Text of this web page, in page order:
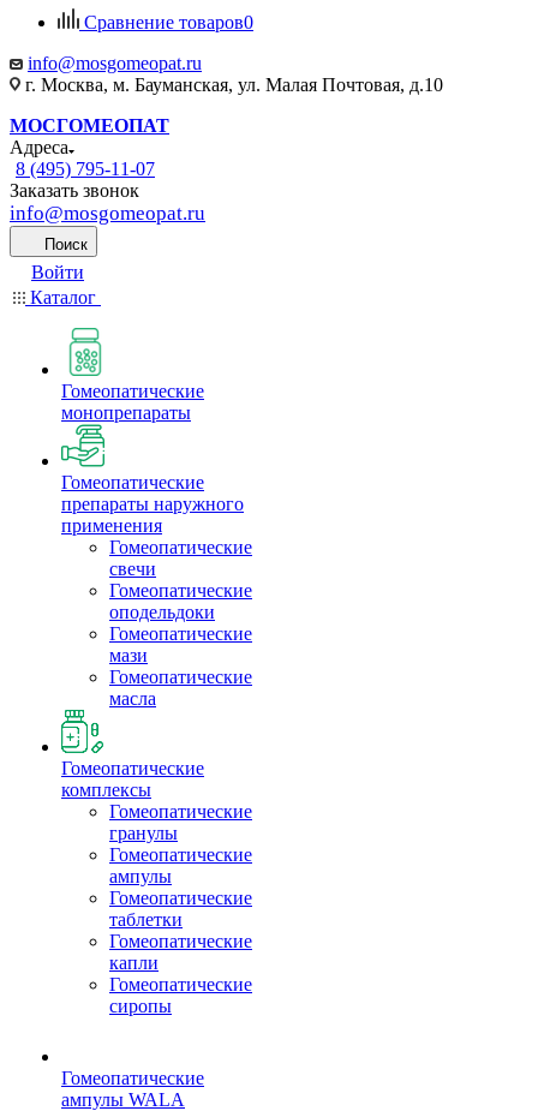
Сравнение товаров0
info@mosgomeopat.ru
г. Москва, м. Бауманская, ул. Малая Почтовая, д.10
МОСГОМЕОПАТ
Адреса
8 (495) 795-11-07
Заказать звонок
info@mosgomeopat.ru
Поиск
Войти
Каталог
Гомеопатические
монопрепараты
Гомеопатические
препараты наружного
применения
Гомеопатические
свечи
Гомеопатические
оподельдоки
Гомеопатические
мази
Гомеопатические
масла
Гомеопатические
комплексы
Гомеопатические
гранулы
Гомеопатические
ампулы
Гомеопатические
таблетки
Гомеопатические
капли
Гомеопатические
сиропы
Гомеопатические
ампулы WALA